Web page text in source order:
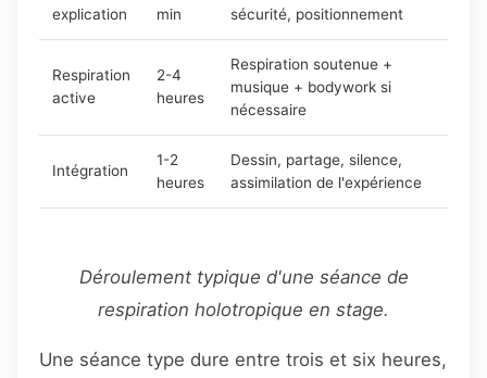
explication min sécurité, positionnement
Respiration
active
2-4
heures
Respiration soutenue +
musique + bodywork si
nécessaire
Intégration
1-2
heures
Dessin, partage, silence,
assimilation de l'expérience
Déroulement typique d'une séance de
respiration holotropique en stage.
Une séance type dure entre trois et six heures,